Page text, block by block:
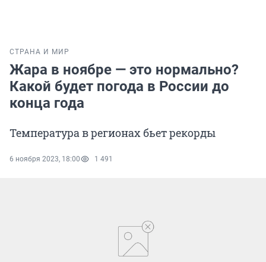
СТРАНА И МИР
Жара в ноябре — это нормально?
Какой будет погода в России до
конца года
Температура в регионах бьет рекорды
6 ноября 2023, 18:00 1 491